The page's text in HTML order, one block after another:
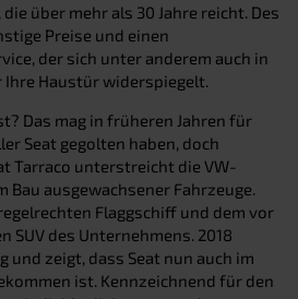
über mehr als 30 Jahre reicht. Des
Preise und einen
der sich unter anderem auch in
Haustür widerspiegelt.
Das mag in früheren Jahren für
Seat gegolten haben, doch
Tarraco unterstreicht die VW-
Bau ausgewachsener Fahrzeuge.
Flaggschiff und dem vor
SUV des Unternehmens. 2018
und zeigt, dass Seat nun auch im
ist. Kennzeichnend für den